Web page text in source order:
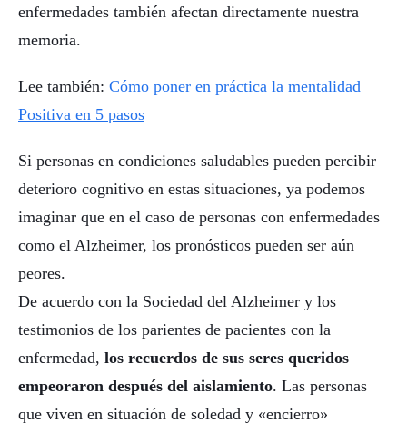
enfermedades también afectan directamente nuestra
memoria.
Lee también: Cómo poner en práctica la mentalidad
Positiva en 5 pasos
Si personas en condiciones saludables pueden percibir
deterioro cognitivo en estas situaciones, ya podemos
imaginar que en el caso de personas con enfermedades
como el Alzheimer, los pronósticos pueden ser aún
peores.
De acuerdo con la Sociedad del Alzheimer y los
testimonios de los parientes de pacientes con la
enfermedad, los recuerdos de sus seres queridos
empeoraron después del aislamiento. Las personas
que viven en situación de soledad y «encierro»